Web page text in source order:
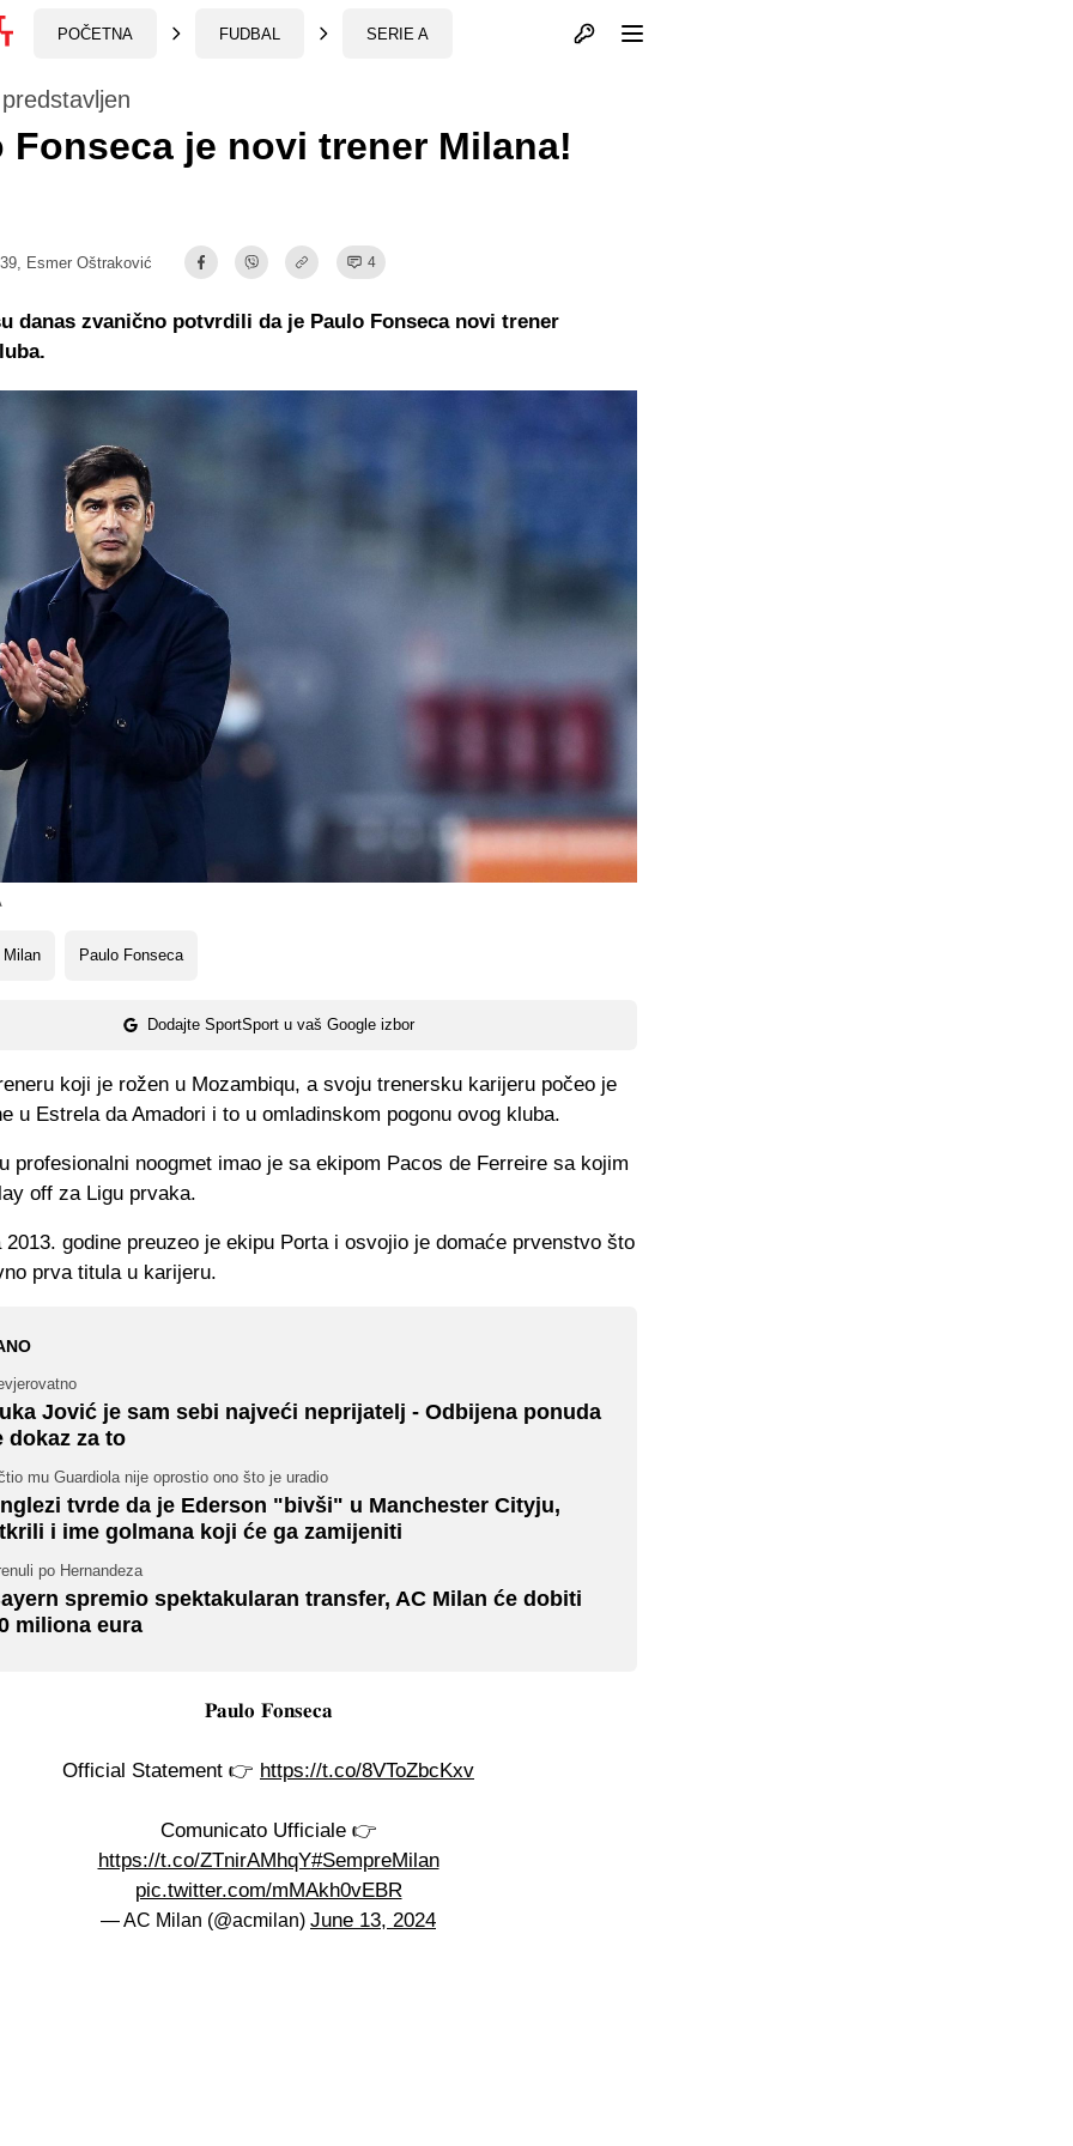
POČETNA FUDBAL SERIE A Otvori profil
Fonseca je novi trener Milana!
Esmer Oštraković 4
Milan Paulo Fonseca
Dodajte SportSport u vaš Google izbor
danas zvanično potvrdili da je Paulo Fonseca novi trener
koji je rožen u Mozambiqu, a svoju trenersku karijeru počeo je
u Estrela da Amadori i to u omladinskom pogonu ovog kluba.
profesionalni noogmet imao je sa ekipom Pacos de Ferreire sa kojim
off za Ligu prvaka.
2013. godine preuzeo je ekipu Porta i osvojio je domaće prvenstvo što
prva titula u karijeru.
Jović je sam sebi najveći neprijatelj - Odbijena ponuda
dokaz za to
mu Guardiola nije oprostio ono što je uradio
tvrde da je Ederson "bivši" u Manchester Cityju,
i ime golmana koji će ga zamijeniti
po Hernandeza
spremio spektakularan transfer, AC Milan će dobiti
miliona eura
𝐏𝐚𝐮𝐥𝐨 𝐅𝐨𝐧𝐬𝐞𝐜𝐚
Official Statement 👉 https://t.co/8VToZbcKxv
Comunicato Ufficiale 👉
https://t.co/ZTnirAMhqY#SempreMilan
pic.twitter.com/mMAkh0vEBR
— AC Milan (@acmilan) June 13, 2024